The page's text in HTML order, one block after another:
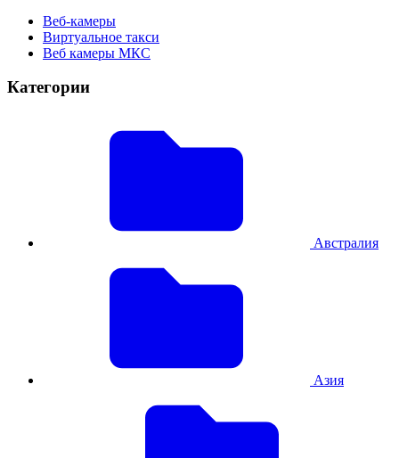
Веб-камеры
Виртуальное такси
Веб камеры МКС
Категории
Австралия
Азия